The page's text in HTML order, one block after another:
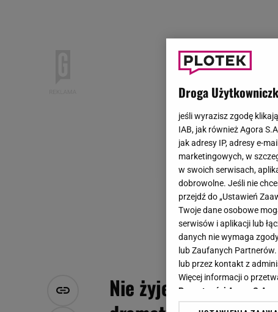
Nie żyje Angie
Droga
jeśli wyrazisz zgodę
IAB, jak również Agora
jak adresy IP, adresy e-
marketingowych, w
w swoich serwisach,
dobrowolne. Jeśli nie
przejdź do „Ustawień
Twoje dane osobowe
serwisów i aplikacji lub
danych nie wymaga
lub Zaufanych
lub przez kontakt z
Więcej informacji o
Prywatności Agora S.A.